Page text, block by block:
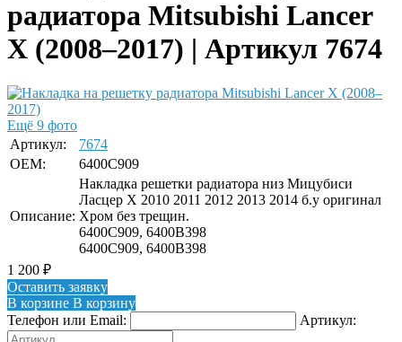
радиатора Mitsubishi Lancer
X (2008–2017) | Артикул 7674
Ещё 9 фото
Артикул:
7674
OEM:
6400C909
Описание:
Накладка решетки радиатора низ Мицубиси
Ласцер Х 2010 2011 2012 2013 2014 б.у оригинал
Хром без трещин.
6400C909, 6400B398
6400С909, 6400В398
1 200 ₽
Оставить заявку
В корзине В корзину
Телефон или Email:
Артикул: